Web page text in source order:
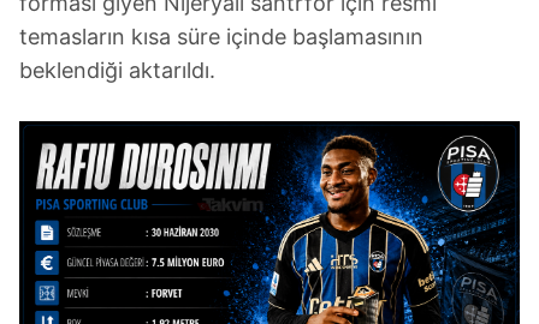
temasların kısa süre içinde başlamasının
beklendiği aktarıldı.